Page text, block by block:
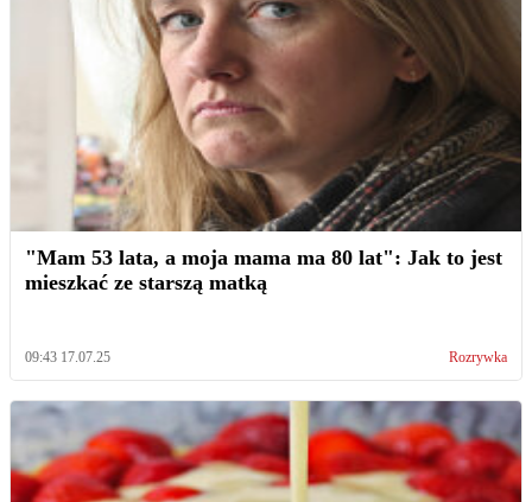
"Mam 53 lata, a moja mama ma 80 lat": Jak to jest
mieszkać ze starszą matką
09:43 17.07.25 Rozrywka